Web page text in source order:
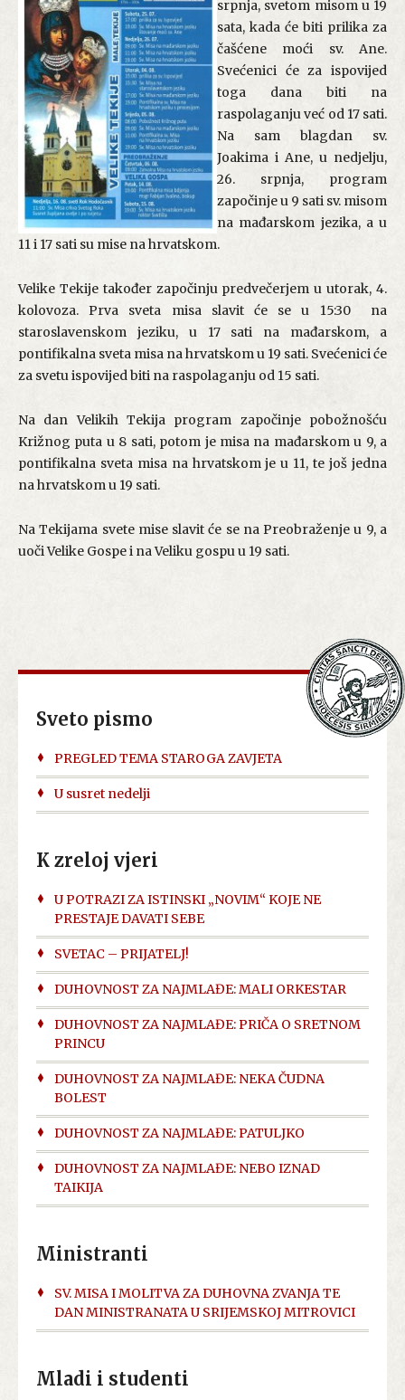
srpnja, svetom misom u 19
sata, kada će biti prilika za
čašćene moći sv. Ane.
Svećenici će za ispovijed
toga dana biti na
raspolaganju već od 17 sati.
Na sam blagdan sv.
Joakima i Ane, u nedjelju,
26. srpnja, program
započinje u 9 sati sv. misom
na mađarskom jezika, a u
11 i 17 sati su mise na hrvatskom.
Velike Tekije također započinju predvečerjem u utorak, 4.
kolovoza. Prva sveta misa slavit će se u 15:30 na
staroslavenskom jeziku, u 17 sati na mađarskom, a
pontifikalna sveta misa na hrvatskom u 19 sati. Svećenici će
za svetu ispovijed biti na raspolaganju od 15 sati.
Na dan Velikih Tekija program započinje pobožnošću
Križnog puta u 8 sati, potom je misa na mađarskom u 9, a
pontifikalna sveta misa na hrvatskom je u 11, te još jedna
na hrvatskom u 19 sati.
Na Tekijama svete mise slavit će se na Preobraženje u 9, a
uoči Velike Gospe i na Veliku gospu u 19 sati.
Sveto pismo
PREGLED TEMA STAROGA ZAVJETA
U susret nedelji
K zreloj vjeri
U POTRAZI ZA ISTINSKI „NOVIM“ KOJE NE
PRESTAJE DAVATI SEBE
SVETAC – PRIJATELJ!
DUHOVNOST ZA NAJMLAĐE: MALI ORKESTAR
DUHOVNOST ZA NAJMLAĐE: PRIČA O SRETNOM
PRINCU
DUHOVNOST ZA NAJMLAĐE: NEKA ČUDNA
BOLEST
DUHOVNOST ZA NAJMLAĐE: PATULJKO
DUHOVNOST ZA NAJMLAĐE: NEBO IZNAD
TAIKIJA
Ministranti
SV. MISA I MOLITVA ZA DUHOVNA ZVANJA TE
DAN MINISTRANATA U SRIJEMSKOJ MITROVICI
Mladi i studenti